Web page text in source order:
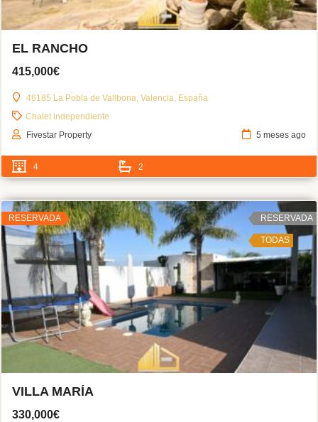
EL RANCHO
415,000€
46185 La Pobla de Vallbona, Valencia, España
Chalet independiente
Fivestar Property
5 meses ago
4 2
RESERVADA RESERVADA
TODAS
VILLA MARÍA
330,000€